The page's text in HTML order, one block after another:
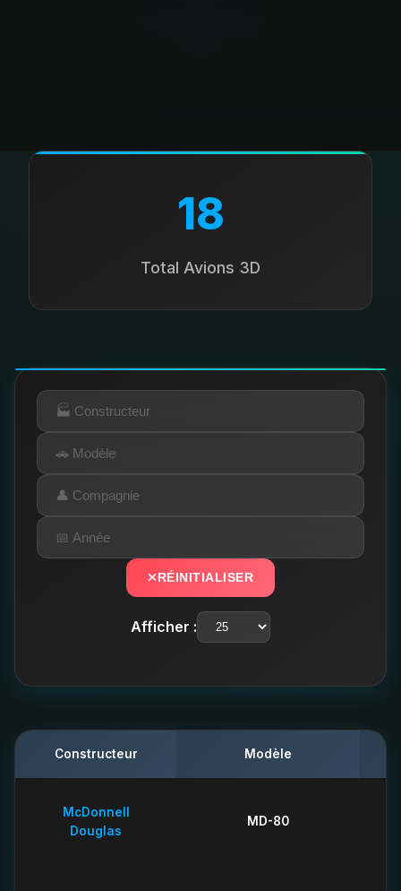
18
Total Avions 3D
RÉINITIALISER
Afficher :
Constructeur Modèle
McDonnell
Douglas
MD-80